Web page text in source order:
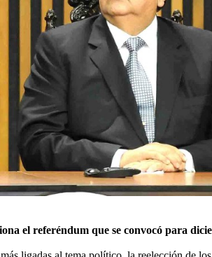
el referéndum que se convocó para